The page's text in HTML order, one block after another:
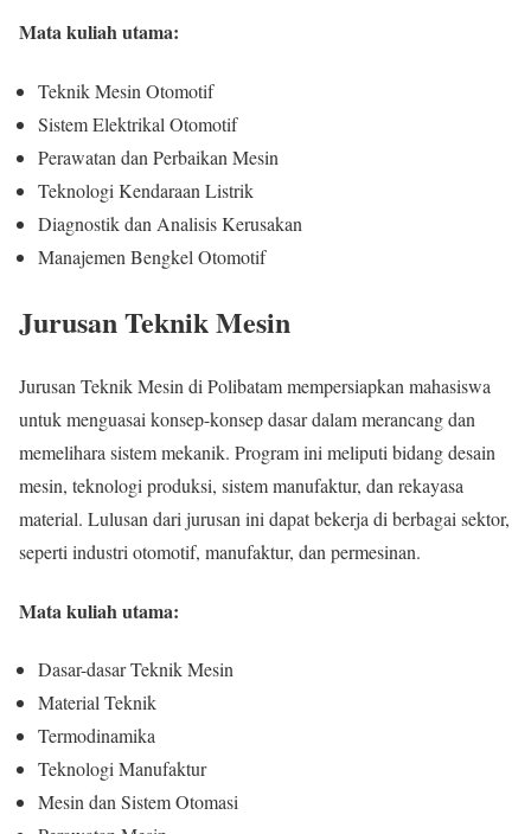
Mata kuliah utama:
Teknik Mesin Otomotif
Sistem Elektrikal Otomotif
Perawatan dan Perbaikan Mesin
Teknologi Kendaraan Listrik
Diagnostik dan Analisis Kerusakan
Manajemen Bengkel Otomotif
Jurusan Teknik Mesin
Jurusan Teknik Mesin di Polibatam mempersiapkan mahasiswa
untuk menguasai konsep-konsep dasar dalam merancang dan
memelihara sistem mekanik. Program ini meliputi bidang desain
mesin, teknologi produksi, sistem manufaktur, dan rekayasa
material. Lulusan dari jurusan ini dapat bekerja di berbagai sektor,
seperti industri otomotif, manufaktur, dan permesinan.
Mata kuliah utama:
Dasar-dasar Teknik Mesin
Material Teknik
Termodinamika
Teknologi Manufaktur
Mesin dan Sistem Otomasi